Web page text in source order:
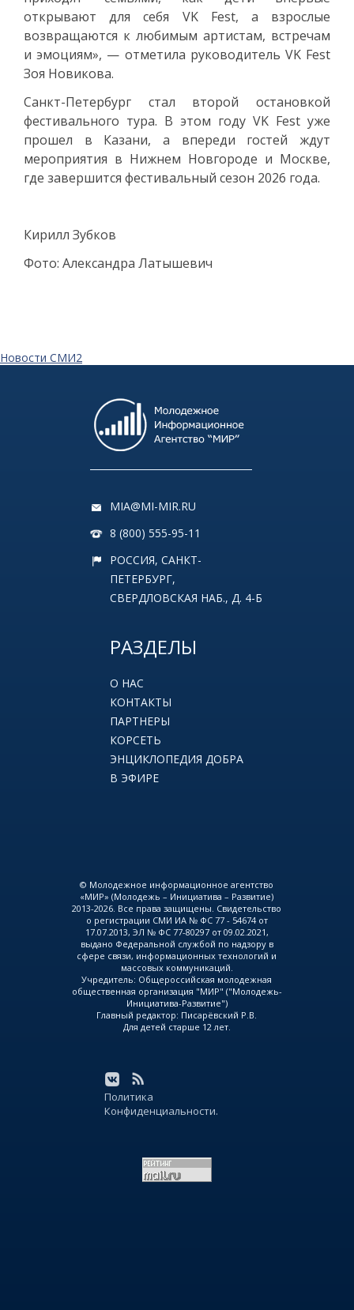
открывают для себя VK Fest, а взрослые
возвращаются к любимым артистам, встречам
и эмоциям», — отметила руководитель VK Fest
Зоя Новикова.
Санкт-Петербург стал второй остановкой
фестивального тура. В этом году VK Fest уже
прошел в Казани, а впереди гостей ждут
мероприятия в Нижнем Новгороде и Москве,
где завершится фестивальный сезон 2026 года.
Кирилл Зубков
Фото: Александра Латышевич
Новости СМИ2
MIA@MI-MIR.RU
8 (800) 555-95-11
РОССИЯ, САНКТ-
ПЕТЕРБУРГ,
СВЕРДЛОВСКАЯ НАБ., Д. 4-Б
РАЗДЕЛЫ
О НАС
КОНТАКТЫ
ПАРТНЕРЫ
КОРСЕТЬ
ЭНЦИКЛОПЕДИЯ ДОБРА
В ЭФИРЕ
© Молодежное информационное агентство
«МИР» (Молодежь – Инициатива – Развитие)
2013-2026. Все права защищены. Свидетельство
о регистрации СМИ ИА № ФС 77 - 54674 от
17.07.2013, ЭЛ № ФС 77-80297 от 09.02.2021,
выдано Федеральной службой по надзору в
сфере связи, информационных технологий и
массовых коммуникаций.
Учредитель: Общероссийская молодежная
общественная организация "МИР" ("Молодежь-
Инициатива-Развитие")
Главный редактор: Писарёвский Р.В.
Для детей старше 12 лет.
Политика
Конфиденциальности.